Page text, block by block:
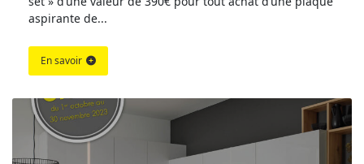
aspirante de...
En savoir